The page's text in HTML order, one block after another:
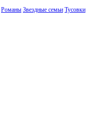
Романы Звездные семьи Тусовки